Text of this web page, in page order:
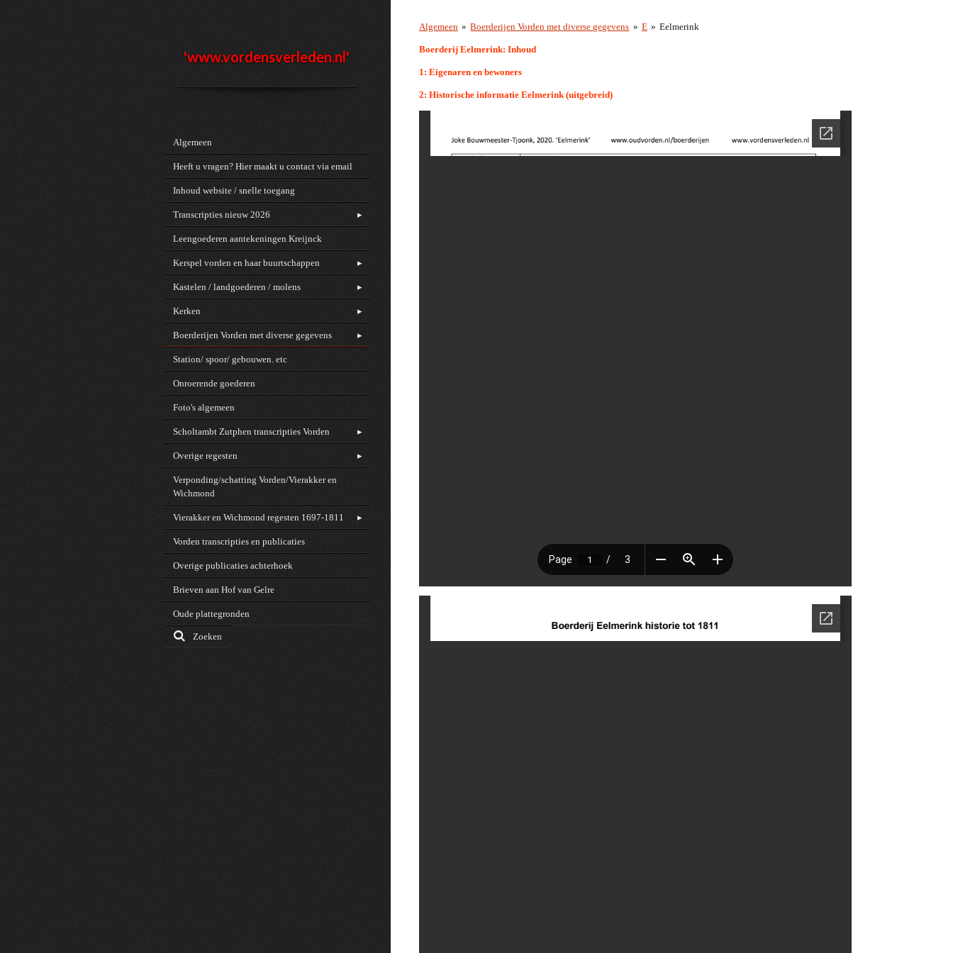
Algemeen » Boerderijen Vorden met diverse gegevens » E » Eelmerink
Boerderij Eelmerink: Inhoud
1: Eigenaren en bewoners
2: Historische informatie Eelmerink (uitgebreid)
'www.vordensverleden.nl'
Algemeen
Heeft u vragen? Hier maakt u contact via email
Inhoud website / snelle toegang
Transcripties nieuw 2026
Leengoederen aantekeningen Kreijnck
Kerspel vorden en haar buurtschappen
Kastelen / landgoederen / molens
Kerken
Boerderijen Vorden met diverse gegevens
Station/ spoor/ gebouwen. etc
Onroerende goederen
Foto's algemeen
Scholtambt Zutphen transcripties Vorden
Overige regesten
Verponding/schatting Vorden/Vierakker en
Wichmond
Vierakker en Wichmond regesten 1697-1811
Vorden transcripties en publicaties
Overige publicaties achterhoek
Brieven aan Hof van Gelre
Oude plattegronden
Zoeken